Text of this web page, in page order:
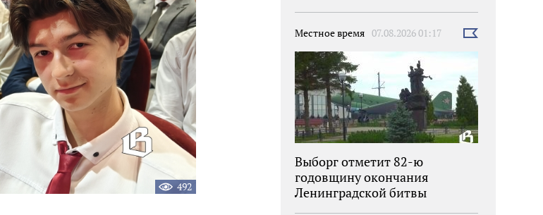
492
Местное время 07.08.2026 01:17
Выбрать
Выборг отметит 82-ю
годовщину окончания
Ленинградской битвы